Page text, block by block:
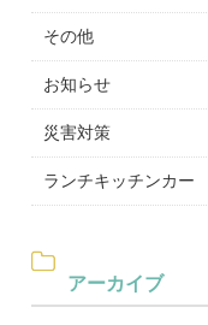
その他
お知らせ
災害対策
ランチキッチンカー
アーカイブ